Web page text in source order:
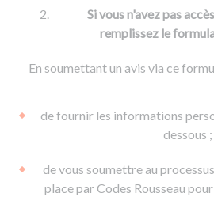
Si vous n'avez pas
remplissez le
En soumettant un avis via ce
de fournir les informations
dessous ;
de vous soumettre au
place par Codes Rousseau